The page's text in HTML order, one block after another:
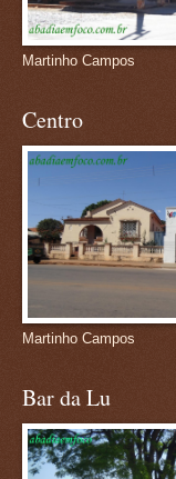
Martinho Campos
Centro
Martinho Campos
Bar da Lu